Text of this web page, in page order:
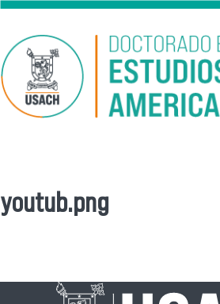
Pasar al contenido principal
Se encuentra usted aquí
youtub.png